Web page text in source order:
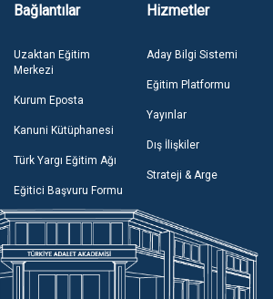
Bağlantılar
Uzaktan Eğitim
Merkezi
Kurum Eposta
Kanuni Kütüphanesi
Türk Yargı Eğitim Ağı
Eğitici Başvuru Formu
Hizmetler
Aday Bilgi Sistemi
Eğitim Platformu
Yayınlar
Dış İlişkiler
Strateji & Arge